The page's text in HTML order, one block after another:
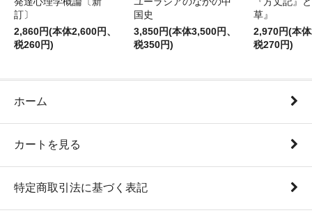
訂〕
2,860円(本体2,600円、
税260円)
国史
3,850円(本体3,500円、
税350円)
草』
2,970円(本
税270円)
ホーム
カートを見る
特定商取引法に基づく表記